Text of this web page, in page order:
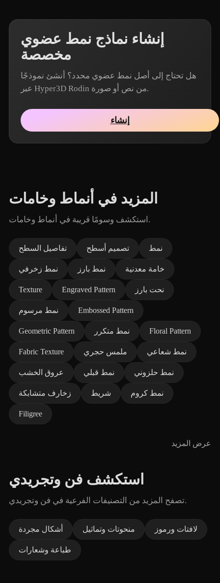
إنشاء نماذج نمط عضوي
مخصصة
هل تحتاج إلى أصل نمط عضوي محدد؟ أنشئ نموذجًا
عبر Hyper3D Rodin من نص أو صورة.
إنشاء
المزيد في أنماط وخامات
استكشف وسومًا قريبة في أنماط وخامات.
تفاصيل السطح تصميم أسطح نمط
نمط زخرفي نمط بارز خامة معدنية
Texture Engraved Pattern نحت بارز
نمط مرسوم Embossed Pattern
Geometric Pattern نمط متكرر Floral Pattern
Fabric Texture ملمس حجري نمط شعاعي
عروق الخشب نمط قبلي نمط حلزوني
زخارف متشابكة شريط نمط كروم
Filigree
عرض المزيد
استكشف فن وتجريدي
تصفح المزيد من التصنيفات الفرعية في فن وتجريدي.
أشكال مجردة منحوتات وتماثيل لافتات ورموز
طباعة وشعارات